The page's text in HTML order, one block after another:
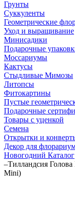
Грунты
Суккуленты
Геометрические
Уход и выращивание
Минисадики
Подарочные
Моссариумы
Кактусы
Стыдливые Мимозы
Литопсы
Фитокартины
Пустые
Подарочные
Товары с уценкой
Семена
Открытки и
Декор для
Новогодний Каталог
–Тилландсия
Mini)